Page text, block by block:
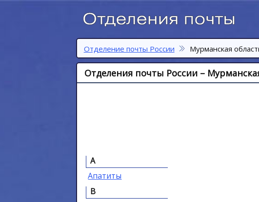
Отделение почты России Мурманская
Отделения почты России –
А
Апатиты
В